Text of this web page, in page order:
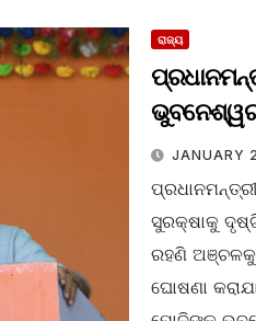
ରାଜ୍ୟ
JANUARY
ସୁରକ୍ଷାକୁ
ରହଣି ଅଞ୍ଚଳକୁ
ଘୋଷଣା